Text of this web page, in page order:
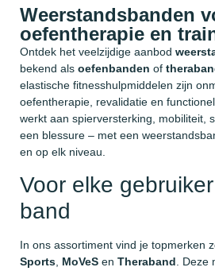
Weerstandsbanden
oefentherapie en
Ontdek het veelzijdige aanbod
bekend als oefenbanden of
elastische fitnesshulpmiddelen zijn
oefentherapie, revalidatie en
werkt aan spierversterking, mobiliteit,
een blessure – met een
en op elk niveau.
Voor elke
band
In ons assortiment vind je topmerken
Sports, MoVeS en Theraband. Deze